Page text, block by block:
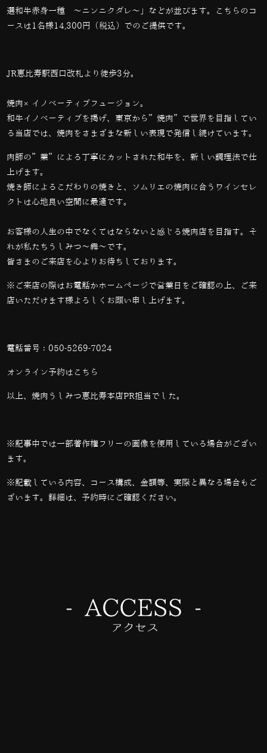
選和牛赤身一種 〜ニンニクダレ〜」などが並びます。こちらのコ
ースは1名様14,300円（税込）でのご提供です。
JR恵比寿駅西口改札より徒歩3分。
焼肉×イノベーティブフュージョン。
和牛イノベーティブを掲げ、東京から”焼肉”で世界を目指してい
る当店では、焼肉をさまざまな新しい表現で発信し続けています。
肉師の”業”による丁寧にカットされた和牛を、新しい調理法で仕
上げます。
焼き師によるこだわりの焼きと、ソムリエの焼肉に合うワインセレ
クトは心地良い空間に最適です。
お客様の人生の中でなくてはならないと感じる焼肉店を目指す。そ
れが私たちうしみつ～犇～です。
皆さまのご来店を心よりお待ちしております。
※ご来店の際はお電話かホームページで営業日をご確認の上、ご来
店いただけます様よろしくお願い申し上げます。
電話番号： 050-5269-7024
オンライン予約は こちら
以上、焼肉うしみつ恵比寿本店PR担当でした。
※記事中では一部著作権フリーの画像を使用している場合がござい
ます。
※記載している内容、コース構成、金額等、実際と異なる場合もご
ざいます。詳細は、予約時にご確認ください。